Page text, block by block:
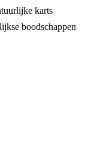
karts
boodschappen